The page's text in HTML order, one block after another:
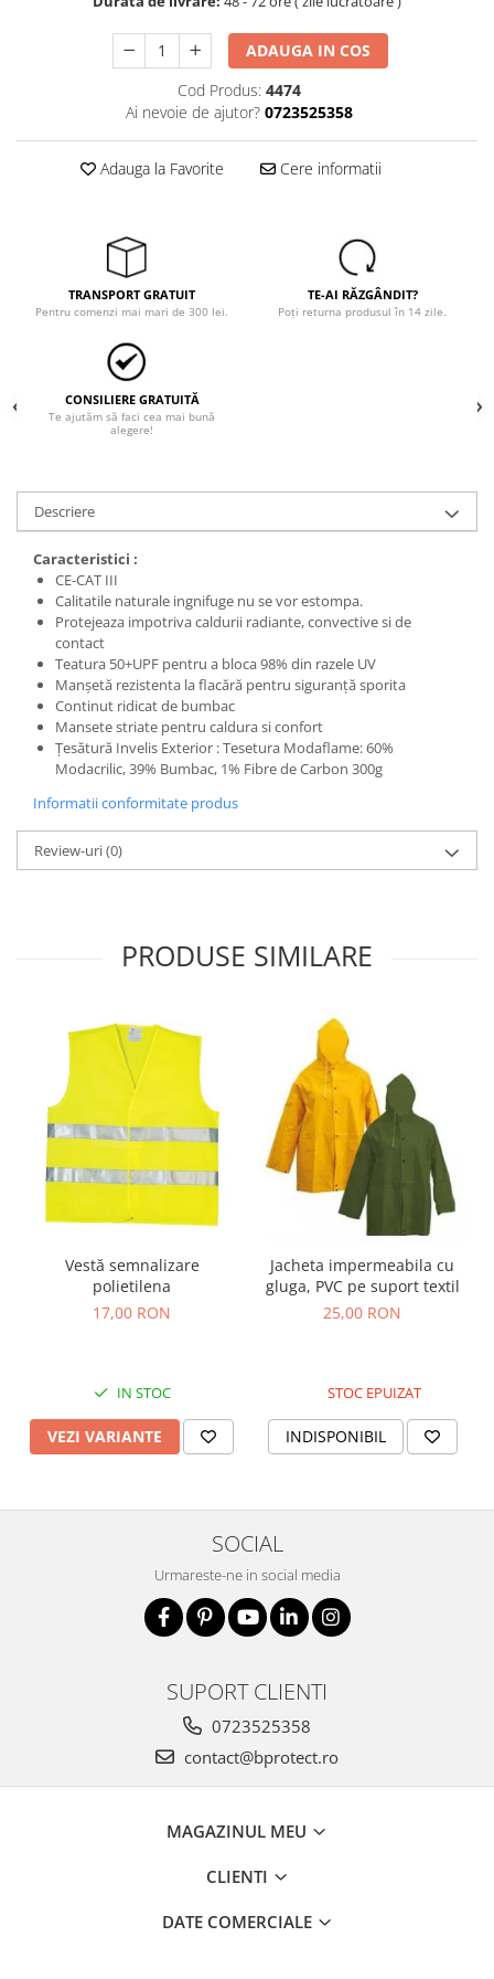
îmbrăcăminte pentru damă
Vizibilitate înalta hi-vis
îmbrăcăminte bucătari
înaltă vizibilitate hi-vis
Combinezoane
Hanorace
Pantaloni scurti
Salopetă cu pieptar
ADAUGA IN COS
Cod Produs: 4474
Ai nevoie de ajutor? 0723525358
Adauga la Favorite Cere informatii
TRANSPORT GRATUIT
Pentru comenzi mai mari de 300 lei.
TE-AI RĂZGÂNDIT?
Poți returna produsul în 14 zile.
CONSILIERE GRATUITĂ
Te ajutăm să faci cea mai bună
alegere!
Descriere
Caracteristici :
CE-CAT III
Calitatile naturale ingnifuge nu se vor estompa.
Protejeaza impotriva caldurii radiante, convective si de
contact
Teatura 50+UPF pentru a bloca 98% din razele UV
Manșetă rezistenta la flacără pentru siguranță sporita
Continut ridicat de bumbac
Mansete striate pentru caldura si confort
Țesătură Invelis Exterior : Tesetura Modaflame: 60%
Modacrilic, 39% Bumbac, 1% Fibre de Carbon 300g
Informatii conformitate produs
Review-uri(0)
PRODUSE SIMILARE
Vestă semnalizare
polietilena
17,00 RON
IN STOC
VEZI VARIANTE
Jacheta impermeabila cu
gluga, PVC pe suport textil
25,00 RON
STOC EPUIZAT
INDISPONIBIL
SOCIAL
Urmareste-ne in social media
SUPORT CLIENTI
0723525358
contact@bprotect.ro
MAGAZINUL MEU
CLIENTI
DATE COMERCIALE